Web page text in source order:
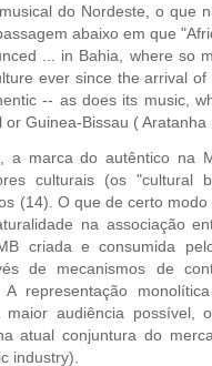
do Nordeste, o que
abaixo em que
... in Bahia, where so
ever since the arrival
-- as does its music,
Guinea-Bissau ( Aratanha
a marca do autêntico na
culturais (os
(14). O que de certo
na associação
criada e consumida
de mecanismos de
A representação
audiência possível,
atual conjuntura do
industry).